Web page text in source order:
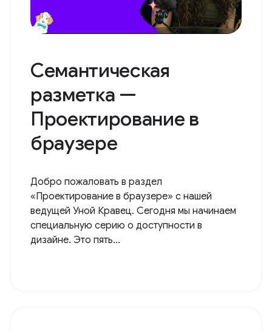
Семантическая
разметка —
Проектирование в
браузере
Добро пожаловать в раздел
«Проектирование в браузере» с нашей
ведущей Уной Кравец. Сегодня мы начинаем
специальную серию о доступности в
дизайне. Это пять...